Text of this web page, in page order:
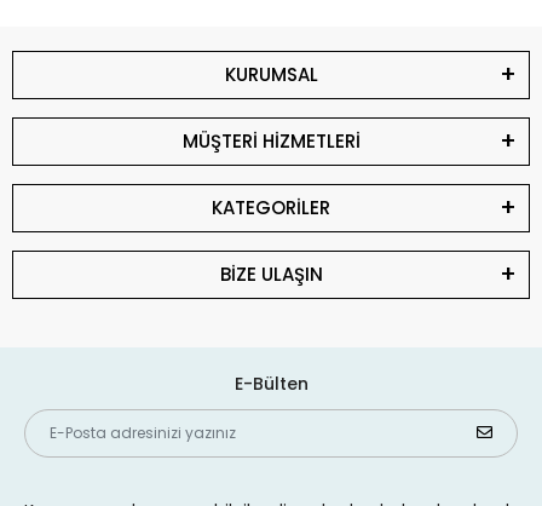
KURUMSAL
MÜŞTERİ HİZMETLERİ
KATEGORİLER
BİZE ULAŞIN
E-Bülten